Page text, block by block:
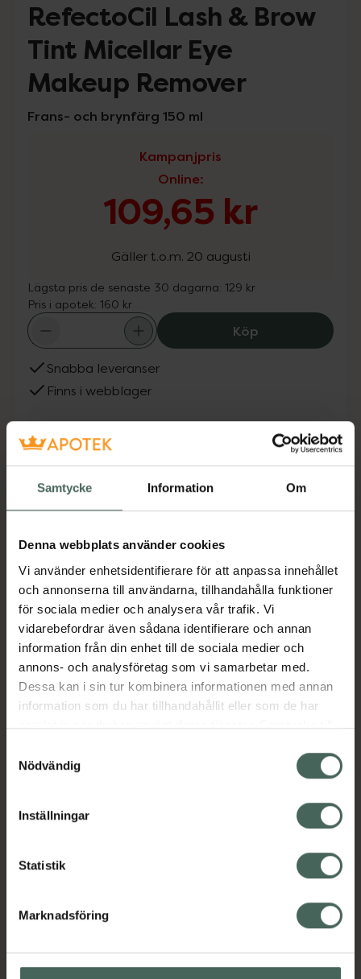
Samtycke Information Om
Denna webbplats använder cookies
Vi använder enhetsidentifierare för att anpassa innehållet
och annonserna till användarna, tillhandahålla funktioner
för sociala medier och analysera vår trafik. Vi
vidarebefordrar även sådana identifierare och annan
information från din enhet till de sociala medier och
annons- och analysföretag som vi samarbetar med.
Dessa kan i sin tur kombinera informationen med annan
information som du har tillhandahållit eller som de har
samlat in när du har använt deras tjänster. Samtycke till
återkalla ditt samtycke via webbplatsens
cookieinställningar. Ett återkallat samtycke påverkar inte
lagligheten av behandling som skett innan återkallelsen.
Nödvändig
Inställningar
Statistik
Marknadsföring
RefectoCil Lash & Brow
Tint Micellar Eye
Makeup Remover
Frans- och brynfärg 150 ml
Kampanjpris
Online:
109,65 kr
Gäller t.o.m. 20 augusti
Lägsta pris de senaste 30 dagarna: 129 kr
Pris i apotek: 160 kr
KöpRefectoCil
Snabba leveranser
Finns i webblager
Fler produkter från RefectoCil
Aktuella erbjudanden
Beskrivning Dölj
magnetiskt tack vare micellär teknik. Den
rengör noggrant - du behöver inte gnugga!
EAN:09003877901167
Kategorier:
Fransfärg och ögonbrynsfärgMakeup
Makeup för ögonÖgonbryn
Visa
Instruktioner Visa
Fransfärg och ögonbrynsfärg
Makeup
Makeup för ögon